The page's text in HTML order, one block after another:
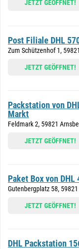
JETZT GEÖFFNET!
Post Filiale DHL
Zum Schützenhof 1,
JETZT GEÖFFNET!
Packstation von
Markt
Feldmark 2, 59821
JETZT GEÖFFNET!
Paket Box von DHL
Gutenbergplatz 58,
JETZT GEÖFFNET!
DHL Packstation